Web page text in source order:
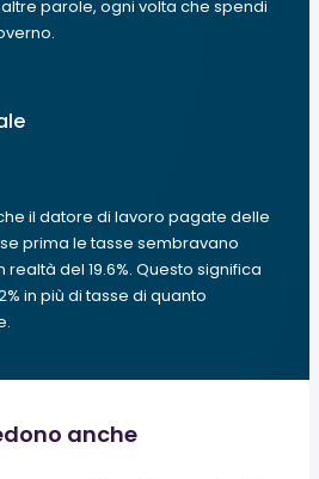
altre parole, ogni volta che spendi
il datore di lavoro pagate delle
prima le tasse sembravano
realtà del 19.6%. Questo significa
in più di tasse di quanto
anche